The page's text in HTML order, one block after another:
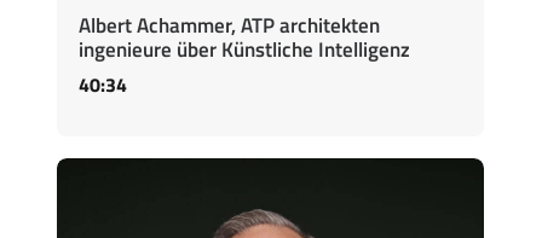
Albert Achammer, ATP architekten
ingenieure über Künstliche Intelligenz
40:34